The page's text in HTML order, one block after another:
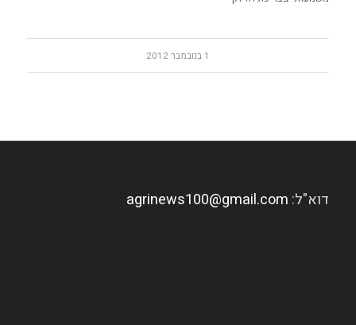
1 בנובמבר 2012
דוא"ל: agrinews100@gmail.com